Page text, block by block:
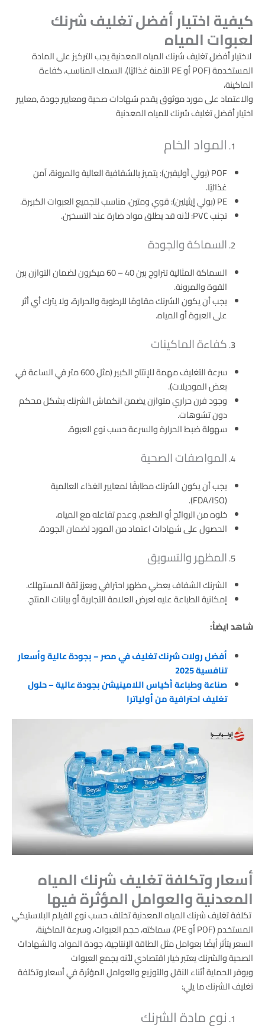
كيفية اختيار أفضل تغليف شرنك
لعبوات المياه
لاختيار أفضل تغليف شرنك المياه المعدنية يجب التركيز على المادة
المستخدمة (POF أو PE الآمنة غذائيًا)، السمك المناسب، كفاءة
الماكينة،
والاعتماد على مورد موثوق يقدم شهادات صحية ومعايير جودة ,معايير
اختيار أفضل تغليف شرنك للمياه المعدنية
المواد الخام
POF (بولي أوليفين): يتميز بالشفافية العالية والمرونة، آمن
غذائيًا.
PE (بولي إيثيلين): قوي ومتين، مناسب لتجميع العبوات الكبيرة.
تجنب PVC: لأنه قد يطلق مواد ضارة عند التسخين.
السماكة والجودة
السماكة المثالية تتراوح بين 40 – 60 ميكرون لضمان التوازن بين
القوة والمرونة.
يجب أن يكون الشرنك مقاومًا للرطوبة والحرارة، ولا يترك أي أثر
على العبوة أو المياه.
كفاءة الماكينات
سرعة التغليف مهمة للإنتاج الكبير (مثل 600 متر في الساعة في
بعض الموديلات).
وجود فرن حراري متوازن يضمن انكماش الشرنك بشكل محكم
دون تشوهات.
سهولة ضبط الحرارة والسرعة حسب نوع العبوة.
المواصفات الصحية
يجب أن يكون الشرنك مطابقًا لمعايير الغذاء العالمية
(FDA/ISO).
خلوه من الروائح أو الطعم، وعدم تفاعله مع المياه.
الحصول على شهادات اعتماد من المورد لضمان الجودة.
المظهر والتسويق
الشرنك الشفاف يعطي مظهر احترافي ويعزز ثقة المستهلك.
إمكانية الطباعة عليه لعرض العلامة التجارية أو بيانات المنتج.
شاهد ايضأ:
أفضل رولات شرنك تغليف في مصر – بجودة عالية وأسعار
تنافسية 2025
صناعة وطباعة أكياس اللامينيشن بجودة عالية – حلول
تغليف احترافية من أولياترا
أسعار وتكلفة تغليف شرنك المياه
المعدنية والعوامل المؤثرة فيها
تكلفة تغليف شرنك المياه المعدنية تختلف حسب نوع الفيلم البلاستيكي
المستخدم (POF أو PE)، سماكته، حجم العبوات، وسرعة الماكينة،
السعر يتأثر أيضًا بعوامل مثل الطاقة الإنتاجية، جودة المواد، والشهادات
الصحية والشرنك يعتبر خيار اقتصادي لأنه يجمع العبوات
ويوفر الحماية أثناء النقل والتوزيع والعوامل المؤثرة في أسعار وتكلفة
تغليف الشرنك ما يلي:
نوع مادة الشرنك